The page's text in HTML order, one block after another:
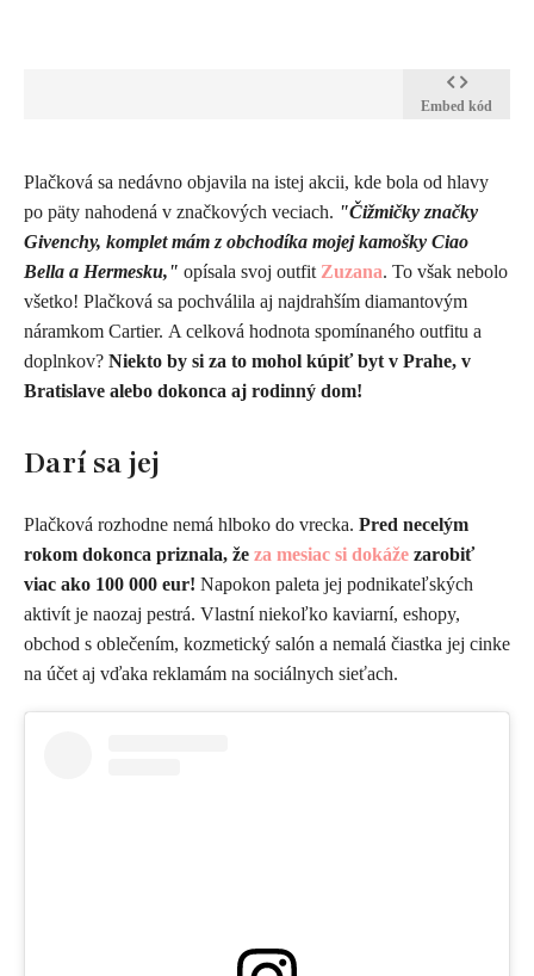
Embed kód
​Plačková sa nedávno objavila na istej akcii, kde bola od hlavy
po päty nahodená v značkových veciach. "Čižmičky značky
Givenchy, komplet mám z obchodíka mojej kamošky Ciao
Bella a Hermesku," opísala svoj outfit Zuzana. To však nebolo
všetko! Plačková sa pochválila aj najdrahším diamantovým
náramkom Cartier. A celková hodnota spomínaného outfitu a
doplnkov? Niekto by si za to mohol kúpiť byt v Prahe, v
Bratislave alebo dokonca aj rodinný dom!
Darí sa jej
Plačková rozhodne nemá hlboko do vrecka. Pred necelým
rokom dokonca priznala, že za mesiac si dokáže zarobiť
viac ako 100 000 eur! Napokon paleta jej podnikateľských
aktivít je naozaj pestrá. Vlastní niekoľko kaviarní, eshopy,
obchod s oblečením, kozmetický salón a nemalá čiastka jej cinke
na účet aj vďaka reklamám na sociálnych sieťach.